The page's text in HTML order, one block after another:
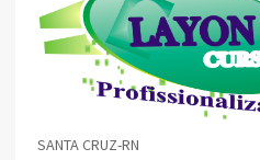
SANTA CRUZ-RN